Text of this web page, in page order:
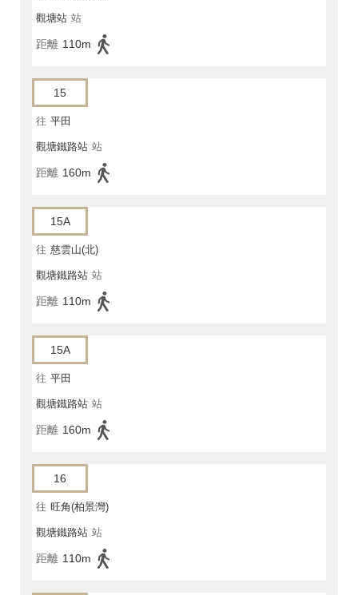
觀塘站 站
距離 110m
15
往 平田
觀塘鐵路站 站
距離 160m
15A
往 慈雲山(北)
觀塘鐵路站 站
距離 110m
15A
往 平田
觀塘鐵路站 站
距離 160m
16
往 旺角(柏景灣)
觀塘鐵路站 站
距離 110m